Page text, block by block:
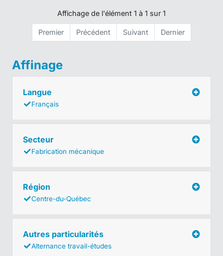
Affichage de l'élément 1 à 1 sur 1
Premier Précédent Suivant Dernier
Affinage
Langue
Français
Secteur
Fabrication mécanique
Région
Centre-du-Québec
Autres particularités
Alternance travail-études